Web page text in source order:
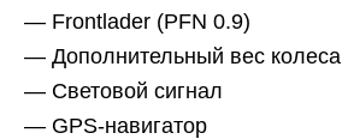
— Frontlader (PFN 0.9)
— Дополнительный вес колеса
— Световой сигнал
— GPS-навигатор